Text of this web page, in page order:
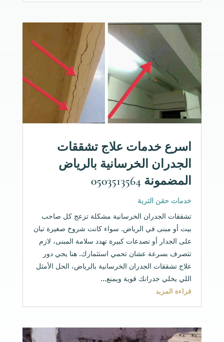
اسرع خدمات علاج تشققات
الجدران الخرسانية بالرياض
المضمونة 0503513564
خدمات حقن التربة
تشققات الجدران الخرسانية مشكلة تزعج كل صاحب
بيت أو مبنى في الرياض. سواء كانت شروخ صغيرة تبان
على الجدار أو تصدعات كبيرة تهدد سلامة المبنى، لازم
تتصرف بسرعة عشان تحمي استثمارك. هنا يجي دور
علاج تشققات الجدران الخرسانية بالرياض، الحل الأمثل
اللي يخلي جدرانك قوية ويمنع...
قراءة المزيد